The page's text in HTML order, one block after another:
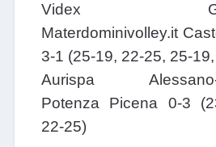
Videx
Materdominivolley.it
3-1 (25-19, 22-25, 25-
Aurispa Alessano-
Potenza Picena 0-3
22-25)